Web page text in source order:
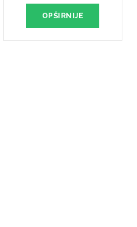
OPŠIRNIJE